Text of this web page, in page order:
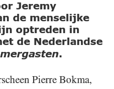
Jeremy
de menselijke
optreden in
de Nederlandse
.
Pierre Bokma,